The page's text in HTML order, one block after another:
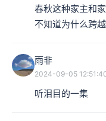
春秋这种家主和
不知道为什么跨
雨非
2024-09-05
听泪目的一集